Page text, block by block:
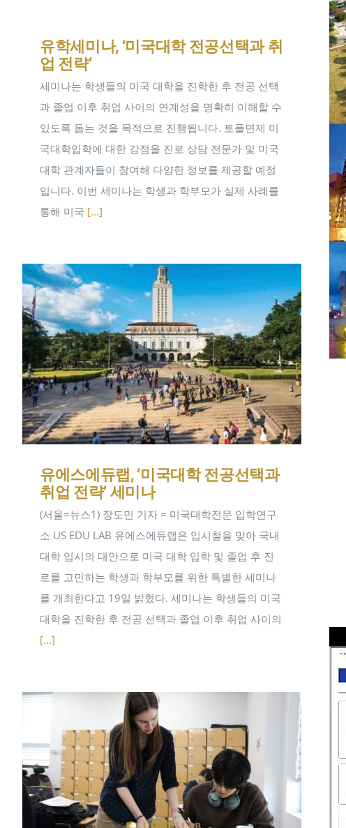
유학세미나, ‘미국대학 전공선택과 취
업 전략’
세미나는 학생들의 미국 대학을 진학한 후 전공 선택
과 졸업 이후 취업 사이의 연계성을 명확히 이해할 수
있도록 돕는 것을 목적으로 진행됩니다. 토플면제 미
국대학입학에 대한 강점을 진로 상담 전문가 및 미국
대학 관계자들이 참여해 다양한 정보를 제공할 예정
입니다. 이번 세미나는 학생과 학부모가 실제 사례를
통해 미국 [...]
유에스에듀랩, ‘미국대학 전공선택과
취업 전략’ 세미나
(서울=뉴스1) 장도민 기자 = 미국대학전문 입학연구
소 US EDU LAB 유에스에듀랩은 입시철을 맞아 국내
대학 입시의 대안으로 미국 대학 입학 및 졸업 후 진
로를 고민하는 학생과 학부모를 위한 특별한 세미나
를 개최한다고 19일 밝혔다. 세미나는 학생들의 미국
대학을 진학한 후 전공 선택과 졸업 이후 취업 사이의
[...]